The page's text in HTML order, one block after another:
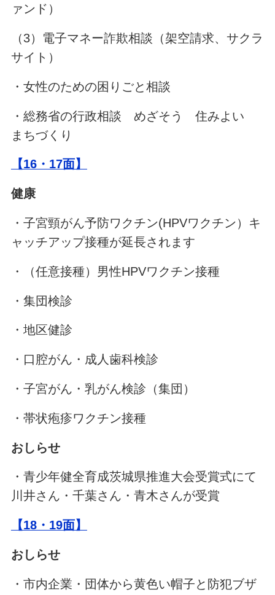
ァンド）
（3）電子マネー詐欺相談（架空請求、サクラ
サイト）
・女性のための困りごと相談
・総務省の行政相談 めざそう 住みよい
まちづくり
【16・17面】
健康
・子宮頸がん予防ワクチン(HPVワクチン）キ
ャッチアップ接種が延長されます
・（任意接種）男性HPVワクチン接種
・集団検診
・地区健診
・口腔がん・成人歯科検診
・子宮がん・乳がん検診（集団）
・帯状疱疹ワクチン接種
おしらせ
・青少年健全育成茨城県推進大会受賞式にて
川井さん・千葉さん・青木さんが受賞
【18・19面】
おしらせ
・市内企業・団体から黄色い帽子と防犯ブザ